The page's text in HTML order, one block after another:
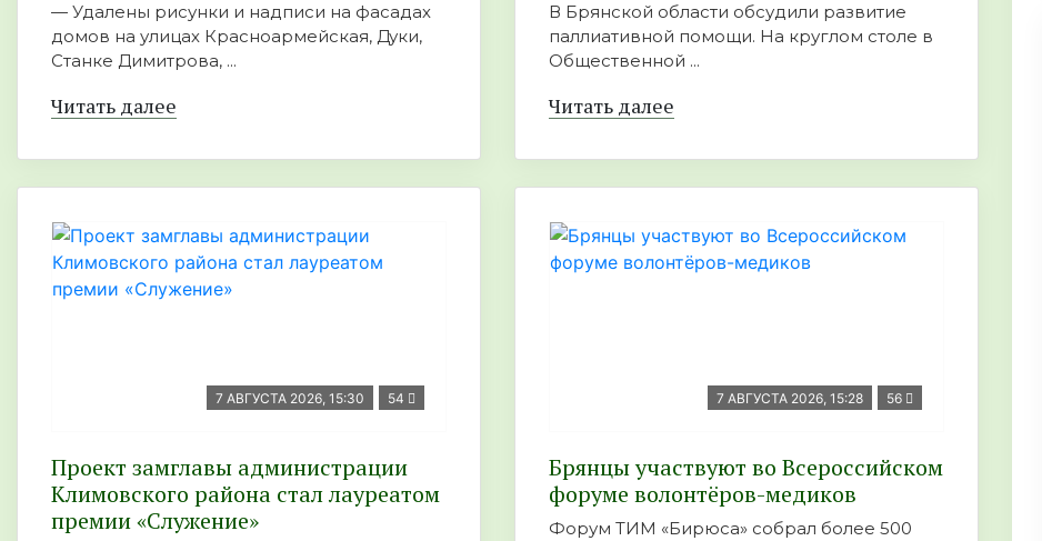
— Удалены рисунки и надписи на фасадах
домов на улицах Красноармейская, Дуки,
Станке Димитрова, ...
Читать далее
В Брянской области обсудили развитие
паллиативной помощи. На круглом столе в
Общественной ...
Читать далее
7 АВГУСТА 2026, 15:30 54
Проект замглавы администрации
Климовского района стал лауреатом
премии «Служение»
7 АВГУСТА 2026, 15:28 56
Брянцы участвуют во Всероссийском
форуме волонтёров-медиков
Форум ТИМ «Бирюса» собрал более 500